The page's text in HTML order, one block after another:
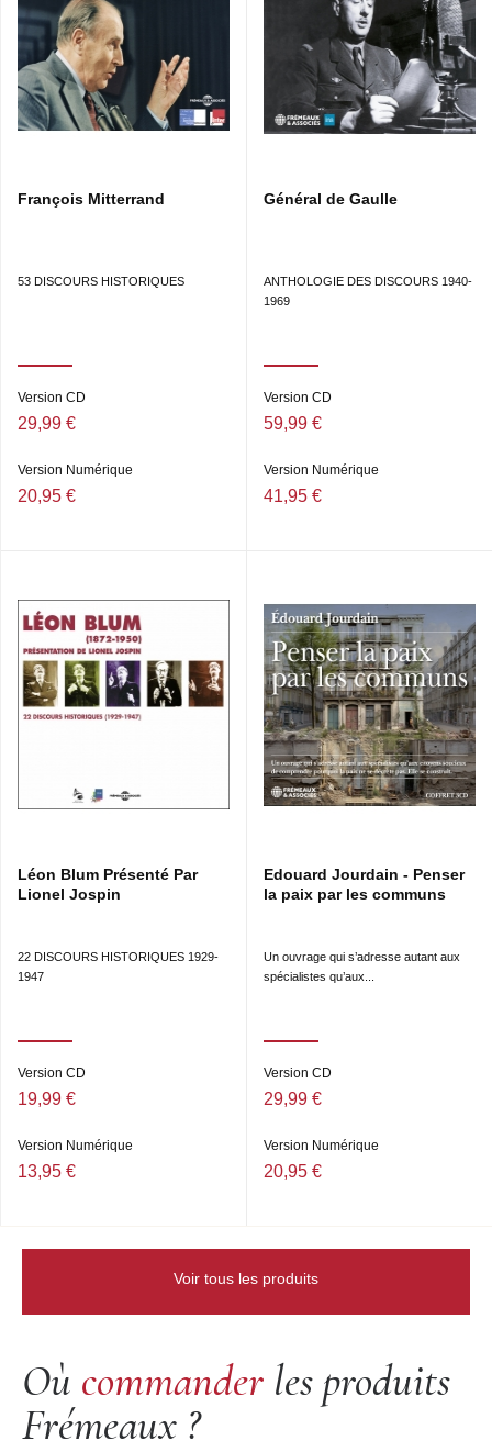
François Mitterrand
53 DISCOURS HISTORIQUES
Version CD
29,99 €
Version Numérique
20,95 €
Général de Gaulle
ANTHOLOGIE DES DISCOURS 1940-
1969
Version CD
59,99 €
Version Numérique
41,95 €
Léon Blum Présenté Par
Lionel Jospin
22 DISCOURS HISTORIQUES 1929-
1947
Version CD
19,99 €
Version Numérique
13,95 €
Edouard Jourdain - Penser
la paix par les communs
Un ouvrage qui s’adresse autant aux
spécialistes qu’aux...
Version CD
29,99 €
Version Numérique
20,95 €
Voir tous les produits
Où commander les produits
Frémeaux ?